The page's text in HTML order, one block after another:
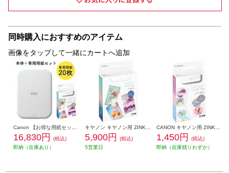
同時購入におすすめのアイテム
画像をタップして一緒にカートへ追加
16,830円
(税込)
即納（在庫あり）
5,900円
(税込)
5営業日
1,450円
(税込)
即納（在庫残りわずか）